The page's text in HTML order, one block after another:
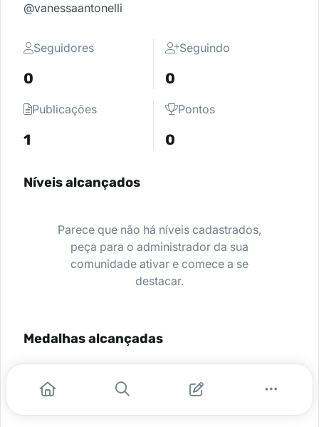
@vanessaantonelli
Seguidores
0
Seguindo
0
Publicações
1
Pontos
0
Níveis alcançados
Parece que não há níveis cadastrados,
peça para o administrador da sua
comunidade ativar e comece a se
destacar.
Medalhas alcançadas
Nenhuma medalha encontrada